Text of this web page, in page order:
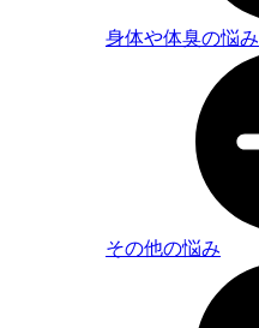
身体や体臭の悩み
その他の悩み